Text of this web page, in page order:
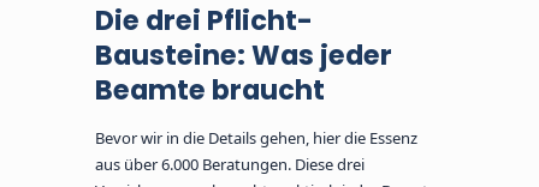
Die drei Pflicht-
Bausteine: Was jeder
Beamte braucht
Bevor wir in die Details gehen, hier die Essenz
aus über 6.000 Beratungen. Diese drei